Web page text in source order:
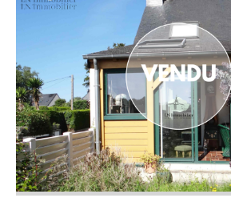
Exclusivités
RECHERCHER